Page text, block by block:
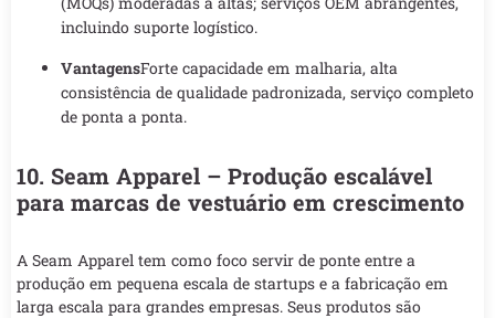
incluindo suporte logístico.
VantagensForte capacidade em malharia, alta
consistência de qualidade padronizada, serviço completo
de ponta a ponta.
10. Seam Apparel – Produção escalável
para marcas de vestuário em crescimento
A Seam Apparel tem como foco servir de ponte entre a
produção em pequena escala de startups e a fabricação em
larga escala para grandes empresas. Seus produtos são